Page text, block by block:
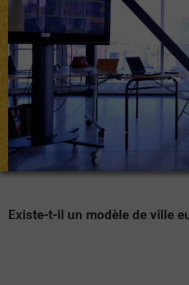
Existe-t-il un modèle de ville